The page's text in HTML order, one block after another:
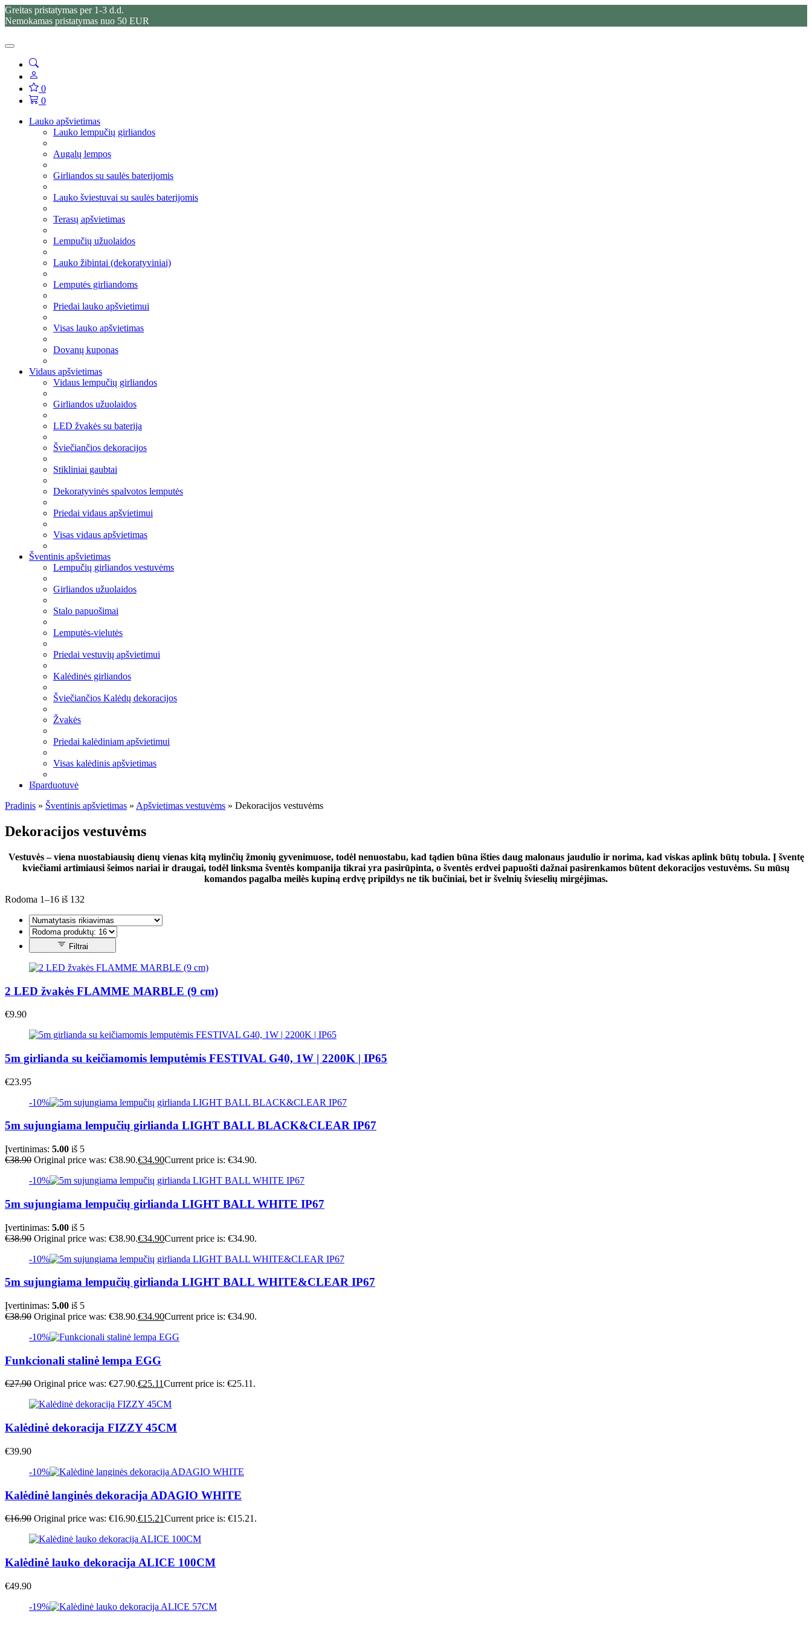
Greitas pristatymas per 1-3 d.d.
Nemokamas pristatymas nuo 50 EUR
0
0
Lauko apšvietimas
Lauko lempučių girliandos
Augalų lempos
Girliandos su saulės baterijomis
Lauko šviestuvai su saulės baterijomis
Terasų apšvietimas
Lempučių užuolaidos
Lauko žibintai (dekoratyviniai)
Lemputės girliandoms
Priedai lauko apšvietimui
Visas lauko apšvietimas
Dovanų kuponas
Vidaus apšvietimas
Vidaus lempučių girliandos
Girliandos užuolaidos
LED žvakės su baterija
Šviečiančios dekoracijos
Stikliniai gaubtai
Dekoratyvinės spalvotos lemputės
Priedai vidaus apšvietimui
Visas vidaus apšvietimas
Šventinis apšvietimas
Lempučių girliandos vestuvėms
Girliandos užuolaidos
Stalo papuošimai
Lemputės-vielutės
Priedai vestuvių apšvietimui
Kalėdinės girliandos
Šviečiančios Kalėdų dekoracijos
Žvakės
Priedai kalėdiniam apšvietimui
Visas kalėdinis apšvietimas
Išparduotuvė
Pradinis » Šventinis apšvietimas » Apšvietimas vestuvėms » Dekoracijos vestuvėms
Dekoracijos vestuvėms
Vestuvės – viena nuostabiausių dienų vienas kitą mylinčių žmonių gyvenimuose, todėl nenuostabu, kad tądien būna išties daug malonaus jaudulio ir norima, kad viskas aplink būtų tobula. Į šventę
kviečiami artimiausi šeimos nariai ir draugai, todėl linksma šventės kompanija tikrai yra pasirūpinta, o šventės erdvei papuošti dažnai pasirenkamos būtent dekoracijos vestuvėms. Su mūsų
komandos pagalba meilės kupiną erdvę pripildys ne tik bučiniai, bet ir švelnių švieselių mirgėjimas.
Rodoma 1–16 iš 132
Filtrai
2 LED žvakės FLAMME MARBLE (9 cm)
€9.90
5m girlianda su keičiamomis lemputėmis FESTIVAL G40, 1W | 2200K | IP65
€23.95
-10%
5m sujungiama lempučių girlianda LIGHT BALL BLACK&CLEAR IP67
Įvertinimas: 5.00 iš 5
€38.90 Original price was: €38.90.€34.90Current price is: €34.90.
-10%
5m sujungiama lempučių girlianda LIGHT BALL WHITE IP67
Įvertinimas: 5.00 iš 5
€38.90 Original price was: €38.90.€34.90Current price is: €34.90.
-10%
5m sujungiama lempučių girlianda LIGHT BALL WHITE&CLEAR IP67
Įvertinimas: 5.00 iš 5
€38.90 Original price was: €38.90.€34.90Current price is: €34.90.
-10%
Funkcionali stalinė lempa EGG
€27.90 Original price was: €27.90.€25.11Current price is: €25.11.
Kalėdinė dekoracija FIZZY 45CM
€39.90
-10%
Kalėdinė langinės dekoracija ADAGIO WHITE
€16.90 Original price was: €16.90.€15.21Current price is: €15.21.
Kalėdinė lauko dekoracija ALICE 100CM
€49.90
-19%